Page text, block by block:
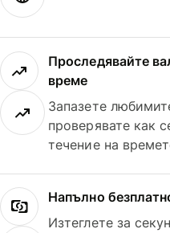
Проследявайте
време
Запазете
проверявате как
течение на
Напълно
Изтеглете за